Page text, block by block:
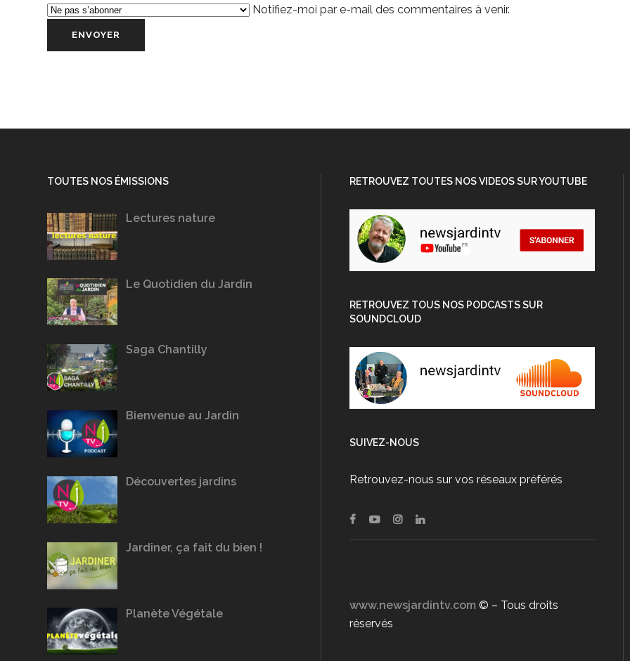
Notifiez-moi par e-mail des commentaires à venir.
TOUTES NOS ÉMISSIONS
Lectures nature
Le Quotidien du Jardin
Saga Chantilly
Bienvenue au Jardin
Découvertes jardins
Jardiner, ça fait du bien !
Planète Végétale
RETROUVEZ TOUTES NOS VIDEOS SUR YOUTUBE
RETROUVEZ TOUS NOS PODCASTS SUR
SOUNDCLOUD
SUIVEZ-NOUS
Retrouvez-nous sur vos réseaux préférés
www.newsjardintv.com © – Tous droits
réservés